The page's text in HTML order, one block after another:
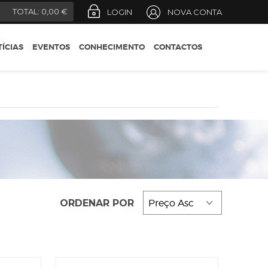
LOGIN NOVA CONTA
TOTAL: 0,00 €
EVENTOS CONHECIMENTO
REGIÕES
CONSELHOS DO
DESIGNAÇÕES OFICIAIS
CONTACTOS
ORDENAR POR